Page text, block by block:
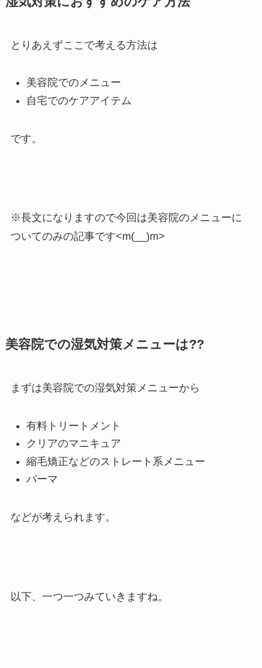
とりあえずここで考える方法は
美容院でのメニュー
自宅でのケアアイテム
です。
※長文になりますので今回は美容院のメニューに
ついてのみの記事です<m(__)m>
美容院での湿気対策メニューは??
まずは美容院での湿気対策メニューから
有料トリートメント
クリアのマニキュア
縮毛矯正などのストレート系メニュー
パーマ
などが考えられます。
以下、一つ一つみていきますね。